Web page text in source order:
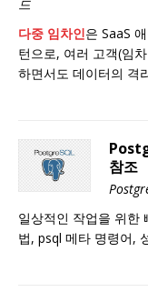
드
다중 임차인은 SaaS
턴으로, 여러 고객(임
하면서도 데이터의 격
참조
일상적인 작업을 위한
법, psql 메타 명령어,